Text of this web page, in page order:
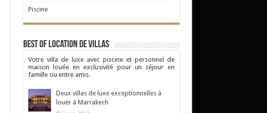
Piscine
Best Of Location de Villas
Votre villa de luxe avec piscine et personnel de
maison louée en exclusivité pour un séjour en
famille ou entre amis.
Deux villas de luxe exceptionnelles à
louer à Marrakech